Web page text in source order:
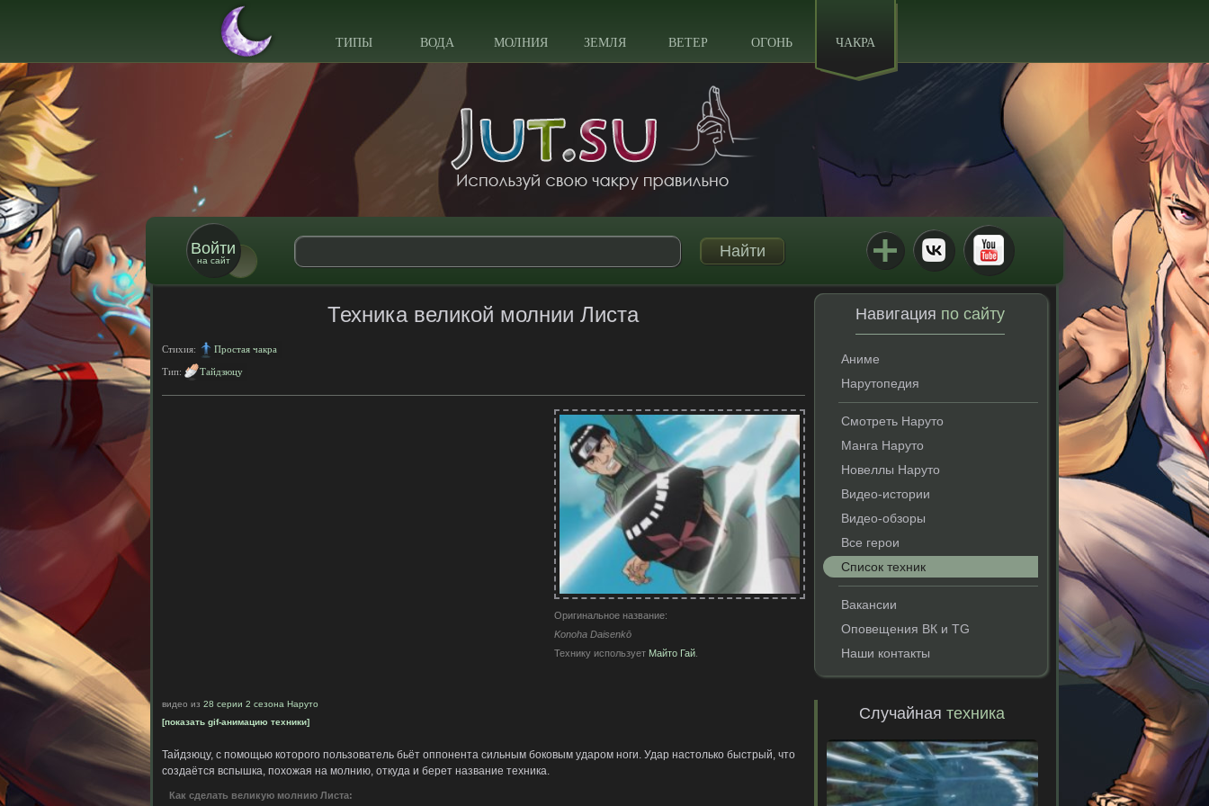
ТИПЫ ВОДА МОЛНИЯ ЗЕМЛЯ ВЕТЕР ОГОНЬ ЧАКРА
Войти
на сайт
Техника великой молнии Листа
Стихия: Простая чакра
Тип: Тайдзюцу
видео из 28 серии 2 сезона Наруто
Оригинальное название:
Konoha Daisenkō
Технику использует Майто Гай
[показать gif-анимацию техники]
Тайдзюцу, с помощью которого пользователь бьёт оппонента сильным боковым ударом ноги. Удар настолько быстрый, что
создаётся вспышка, похожая на молнию, откуда и берет название техника.
Как сделать великую молнию Листа:
Навигация по сайту
Аниме
Нарутопедия
Смотреть Наруто
Манга Наруто
Новеллы Наруто
Видео-истории
Видео-обзоры
Все герои
Список техник
Вакансии
Оповещения ВК и TG
Наши контакты
Случайнаятехника